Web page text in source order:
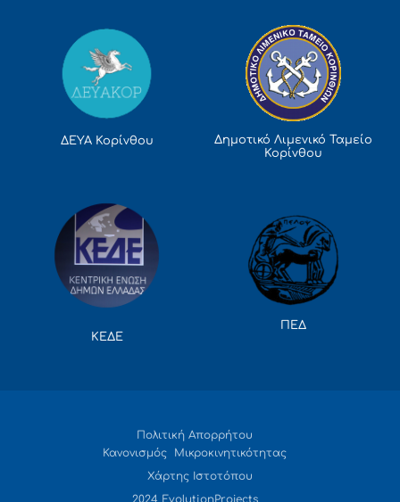
ΔΕΥΑ Κορίνθου
Δημοτικό Λιμενικό Ταμείο
Κορίνθου
ΚΕΔΕ
ΠΕΔ
Πολιτική Απορρήτου
Κανονισμός Μικροκινητικότητας
Χάρτης Ιστοτόπου